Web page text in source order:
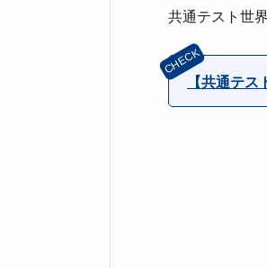
共通テスト世
【共通テ